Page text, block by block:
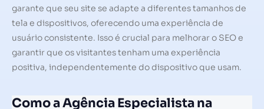
garante que seu site se adapte a diferentes tamanhos de
tela e dispositivos, oferecendo uma experiência de
usuário consistente. Isso é crucial para melhorar o SEO e
garantir que os visitantes tenham uma experiência
positiva, independentemente do dispositivo que usam.
Como a Agência Especialista na